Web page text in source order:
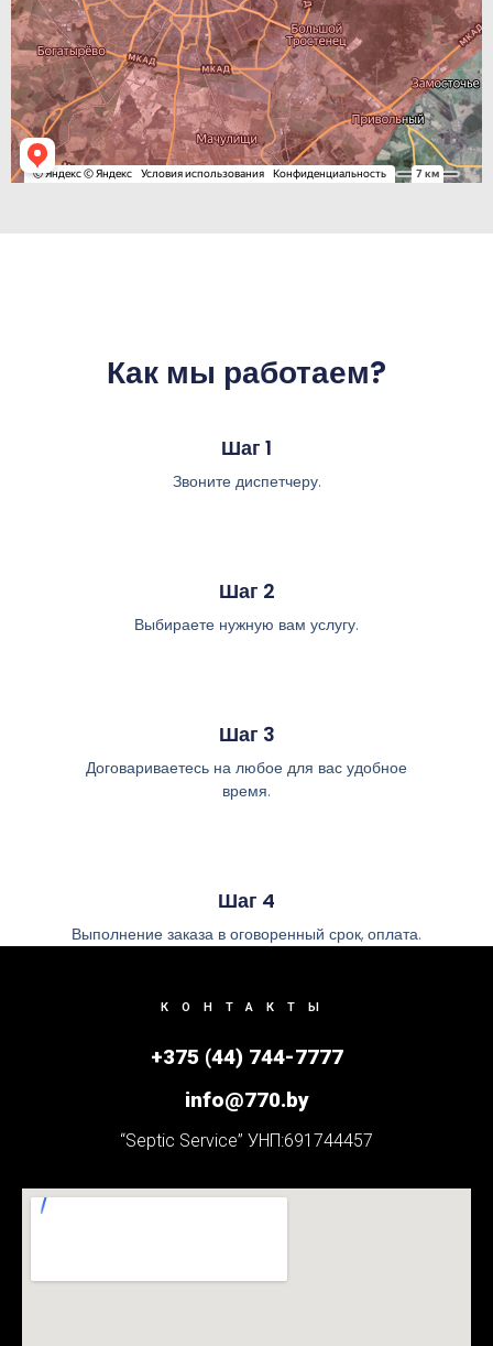
Как мы работаем?
Шаг 1
Звоните диспетчеру.
Шаг 2
Выбираете нужную вам услугу.
Шаг 3
Договариваетесь на любое для вас удобное
время.
Шаг 4
Выполнение заказа в оговоренный срок, оплата.
КОНТАКТЫ
+375 (44) 744-7777
info@770.by
“Septic Service” УНП:691744457